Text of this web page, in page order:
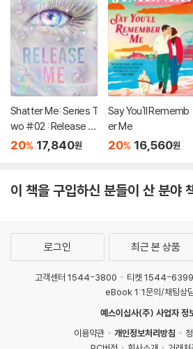
Shatter Me: Series T
wo #02 : Release M
e
20% 17,840원
Say You'll Rememb
er Me
20% 16,560원
이 책을 구입하신 분들이 산 분야
로그인 최근 본 상품
고객센터 1544-3800 티켓 1544-6399
eBook 1:1문의/채팅상
예스이십사(주) 사업자 정
이용약관
개인정보처리방침